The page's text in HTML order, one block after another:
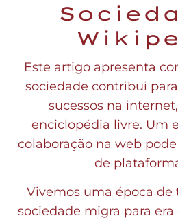
Este artigo apresenta
sociedade contribui
sucessos na
enciclopédia livre. Um
colaboração na web
de
Vivemos uma época de
sociedade migra para